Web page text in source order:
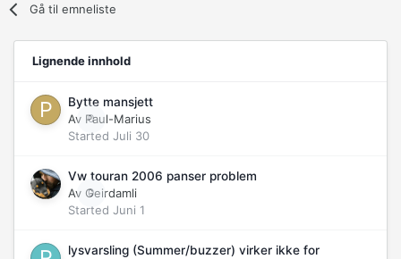
Gå til emneliste
Lignende innhold
0
Bytte mansjett
Av Paul-Marius
Started Juli 30
0
Vw touran 2006 panser problem
Av Geirdamli
Started Juni 1
lysvarsling (Summer/buzzer) virker ikke for